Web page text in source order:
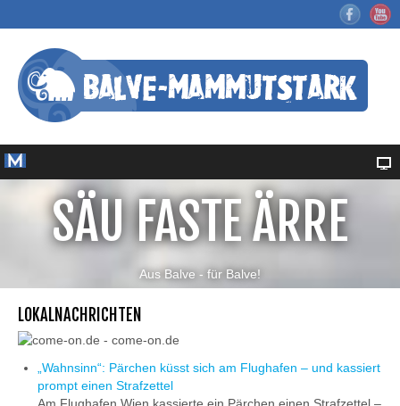
SÄU FASTE ÄRRE
Aus Balve - für Balve!
LOKALNACHRICHTEN
„Wahnsinn“: Pärchen küsst sich am Flughafen – und kassiert
prompt einen Strafzettel